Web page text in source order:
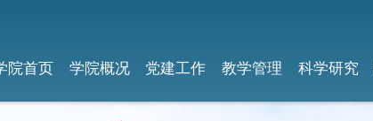
院首页 学院概况 党建工作 教学管理 科学研究